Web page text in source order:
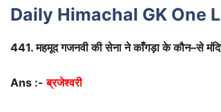
Daily Himachal GK One
441.महमूद गजनवी की सेना ने काँगड़ा के कौन–से
Ans :-ब्रजेश्वरी